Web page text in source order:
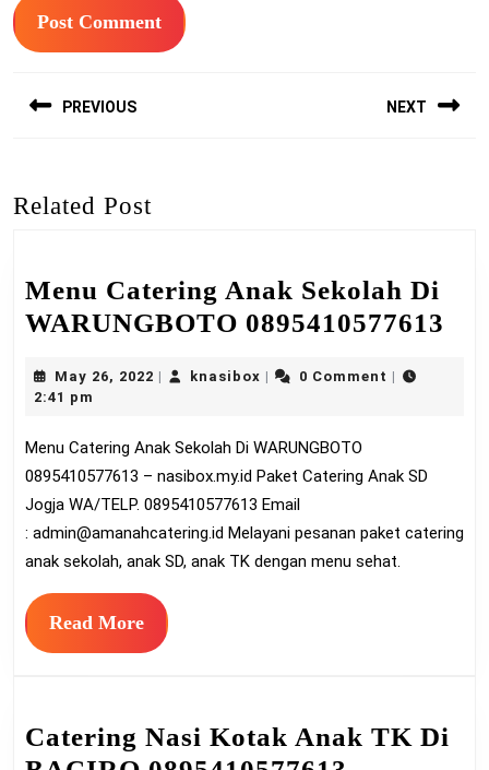
navigation
PREVIOUS NEXT
Related Post
Menu Catering Anak Sekolah Di
WARUNGBOTO 0895410577613
May 26, 2022 May
knasiboxknasibox0 Comment
2:41 pm
Menu Catering Anak Sekolah Di WARUNGBOTO
0895410577613 – nasibox.my.id Paket Catering Anak SD
Jogja WA/TELP. 0895410577613 Email
: admin@amanahcatering.id Melayani pesanan paket catering
anak sekolah, anak SD, anak TK dengan menu sehat.
Read MoreRead
More
Catering Nasi Kotak Anak TK Di